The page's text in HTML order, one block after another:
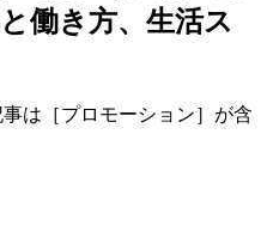
働き方、生活ス
は［プロモーション］が含